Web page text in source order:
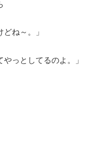
ね～。」
っとしてるのよ。」